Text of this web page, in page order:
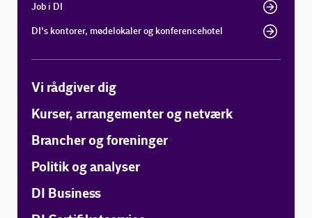
Job i DI
DI's kontorer, mødelokaler og konferencehotel
Vi rådgiver dig
Kurser, arrangementer og netværk
Brancher og foreninger
Politik og analyser
DI Business